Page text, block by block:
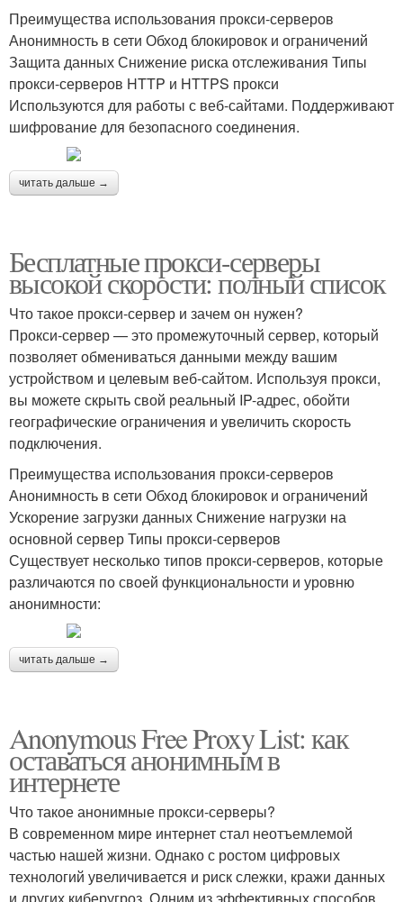
Преимущества использования прокси-серверов
Анонимность в сети Обход блокировок и ограничений
Защита данных Снижение риска отслеживания Типы
прокси-серверов HTTP и HTTPS прокси
Используются для работы с веб-сайтами. Поддерживают
шифрование для безопасного соединения.
читать дальше →
Бесплатные прокси-серверы
высокой скорости: полный список
Что такое прокси-сервер и зачем он нужен?
Прокси-сервер — это промежуточный сервер, который
позволяет обмениваться данными между вашим
устройством и целевым веб-сайтом. Используя прокси,
вы можете скрыть свой реальный IP-адрес, обойти
географические ограничения и увеличить скорость
подключения.
Преимущества использования прокси-серверов
Анонимность в сети Обход блокировок и ограничений
Ускорение загрузки данных Снижение нагрузки на
основной сервер Типы прокси-серверов
Существует несколько типов прокси-серверов, которые
различаются по своей функциональности и уровню
анонимности:
читать дальше →
Anonymous Free Proxy List: как
оставаться анонимным в
интернете
Что такое анонимные прокси-серверы?
В современном мире интернет стал неотъемлемой
частью нашей жизни. Однако с ростом цифровых
технологий увеличивается и риск слежки, кражи данных